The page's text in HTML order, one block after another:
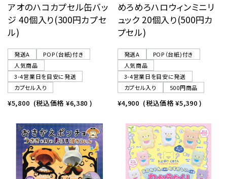
アオのハコカプセル缶バッ
ジ 40個入り(300円カプセ
ル)
発送A
POP（台紙)付き
人気商品
3-4営業日を目安に発送
カプセル入り
¥5,800 (税込価格 ¥6,380 )
めろめろハロウィンミニリ
ュック 20個入り(500円カ
プセル)
発送A
POP（台紙)付き
人気商品
3-4営業日を目安に発送
カプセル入り
500円商品
¥4,900 (税込価格¥5,390 )